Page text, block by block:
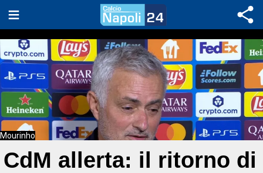
Mourinho
CdM allerta: il ritorno di